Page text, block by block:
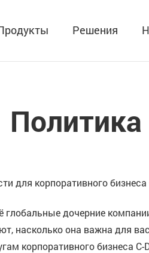
Решения
для корпоративного бизнеса
глобальные дочерние
насколько она важна для
корпоративного бизнеса